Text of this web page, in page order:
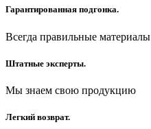
Гарантированная подгонка.
Всегда правильные материалы
Штатные эксперты.
Мы знаем свою продукцию
Легкий возврат.